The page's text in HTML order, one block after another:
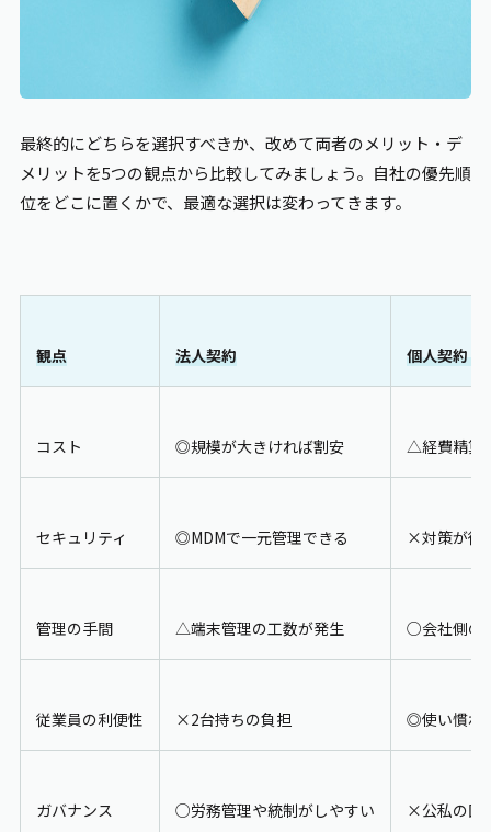
最終的にどちらを選択すべきか、改めて両者のメリット・デ
メリットを5つの観点から比較してみましょう。自社の優先順
位をどこに置くかで、最適な選択は変わってきます。
観点 法人契約 個人契約（
コスト ◎規模が大きければ割安 △経費精算
セキュリティ ◎MDMで一元管理できる ×対策が従
管理の手間 △端末管理の工数が発生 ○会社側の
従業員の利便性 ×2台持ちの負担 ◎使い慣れ
ガバナンス ○労務管理や統制がしやすい ×公私の区